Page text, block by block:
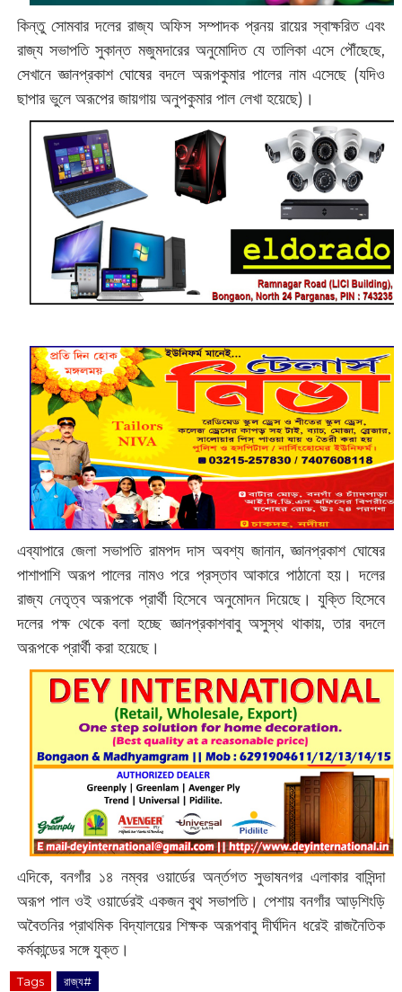
কিন্তু সোমবার দলের রাজ্য অফিস সম্পাদক প্রনয় রায়ের স্বাক্ষরিত এবং
রাজ্য সভাপতি সুকান্ত মজুমদারের অনুমোদিত যে তালিকা এসে পৌঁছেছে,
সেখানে জ্ঞানপ্রকাশ ঘোষের বদলে অরূপকুমার পালের নাম এসেছে (‌যদিও
ছাপার ভুলে অরূপের জায়গায় অনুপকুমার পাল লেখা হয়েছে)‌।
এব্যাপারে জেলা সভাপতি রামপদ দাস অবশ্য জানান, জ্ঞানপ্রকাশ ঘোষের
পাশাপাশি অরূপ পালের নামও পরে প্রস্তাব আকারে পাঠানো হয়। দলের
রাজ্য নেতৃত্ব অরূপকে প্রার্থী হিসেবে অনুমোদন দিয়েছে। যুক্তি হিসেবে
দলের পক্ষ থেকে বলা হচ্ছে জ্ঞানপ্রকাশবাবু অসুস্থ থাকায়, তার বদলে
অরূপকে প্রার্থী করা হয়েছে।
এদিকে, বনগাঁর ১৪ নম্বর ওয়ার্ডের অর্ন্তগত সুভাষনগর এলাকার বাসিন্দা
অরূপ পাল ওই ওয়ার্ডেরই একজন বুথ সভাপতি। পেশায় বনগাঁর আড়শিংড়ি
অবৈতনির প্রাথমিক বিদ্যালয়ের শিক্ষক অরূপবাবু দীর্ঘদিন ধরেই রাজনৈতিক
কর্মকান্ডের সঙ্গে যুক্ত।
Tags রাজ্য#